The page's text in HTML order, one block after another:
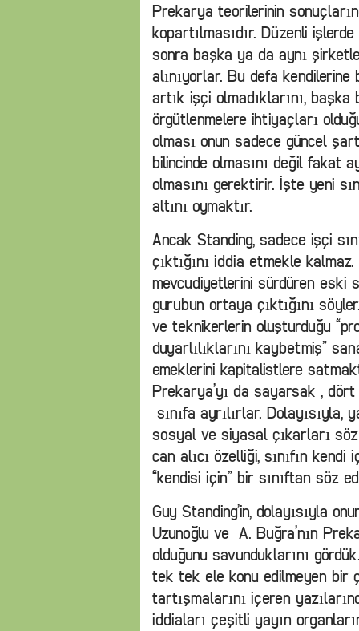
Prekarya teorilerinin
kopartılmasıdır. Düzenli
sonra başka ya da aynı
alınıyorlar. Bu defa kendilerine
artık işçi olmadıklarını, başka
örgütlenmelere ihtiyaçları
olması onun sadece güncel
bilincinde olmasını değil fakat
olmasını gerektirir. İşte yeni
altını oymaktır.
Ancak Standing, sadece işçi
çıktığını iddia etmekle
mevcudiyetlerini sürdüren eski
gurubun ortaya çıktığını
ve teknikerlerin oluşturduğu
duyarlılıklarını kaybetmiş”
emeklerini kapitalistlere
Prekarya’yı da sayarsak ,
sınıfa ayrılırlar. Dolayısıyla,
sosyal ve siyasal çıkarları söz
can alıcı özelliği, sınıfın
“kendisi için” bir sınıftan söz
Guy Standing’in, dolayısıyla
Uzunoğlu ve A. Buğra’nın
olduğunu savunduklarını
tek tek ele konu edilmeyen bir
tartışmalarını içeren
iddiaları çeşitli yayın